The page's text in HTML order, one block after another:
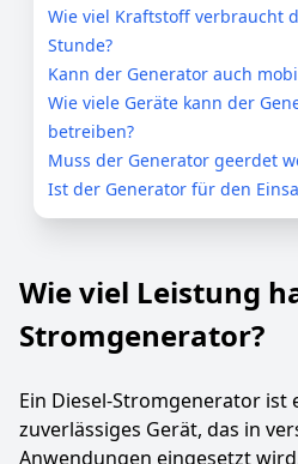
Wie viel Kraftstoff verbraucht
Stunde?
Kann der Generator auch
Wie viele Geräte kann der
betreiben?
Muss der Generator geerdet
Ist der Generator für den
Wie viel Leistung
Stromgenerator?
Ein Diesel-Stromgenerator ist
zuverlässiges Gerät, das in
Anwendungen eingesetzt